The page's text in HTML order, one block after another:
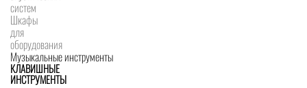
систем
Шкафы
для
оборудования
Музыкальные инструменты
КЛАВИШНЫЕ
ИНСТРУМЕНТЫ